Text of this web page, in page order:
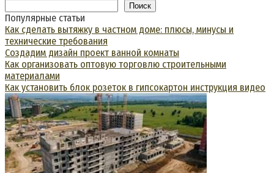
Поиск
Популярные статьи
Как сделать вытяжку в частном доме: плюсы, минусы и
технические требования
Создадим дизайн проект ванной комнаты
Как организовать оптовую торговлю строительными
материалами
Как установить блок розеток в гипсокартон инструкция видео